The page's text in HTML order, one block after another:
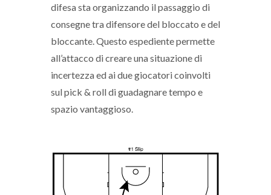
difesa sta organizzando il passaggio di
consegne tra difensore del bloccato e del
bloccante. Questo espediente permette
all’attacco di creare una situazione di
incertezza ed ai due giocatori coinvolti
sul pick & roll di guadagnare tempo e
spazio vantaggioso.